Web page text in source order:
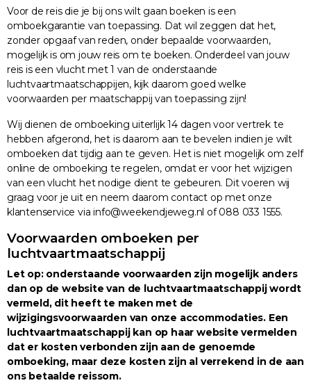
Voor de reis die je bij ons wilt gaan boeken is een
omboekgarantie van toepassing. Dat wil zeggen dat het,
zonder opgaaf van reden, onder bepaalde voorwaarden,
mogelijk is om jouw reis om te boeken. Onderdeel van jouw
reis is een vlucht met 1 van de onderstaande
luchtvaartmaatschappijen, kijk daarom goed welke
voorwaarden per maatschappij van toepassing zijn!
Wij dienen de omboeking uiterlijk 14 dagen voor vertrek te
hebben afgerond, het is daarom aan te bevelen indien je wilt
omboeken dat tijdig aan te geven. Het is niet mogelijk om zelf
online de omboeking te regelen, omdat er voor het wijzigen
van een vlucht het nodige dient te gebeuren. Dit voeren wij
graag voor je uit en neem daarom contact op met onze
klantenservice via info@weekendjeweg.nl of 088 033 1555.
Voorwaarden omboeken per
luchtvaartmaatschappij
Let op: onderstaande voorwaarden zijn mogelijk anders
dan op de website van de luchtvaartmaatschappij wordt
vermeld, dit heeft te maken met de
wijzigingsvoorwaarden van onze accommodaties. Een
luchtvaartmaatschappij kan op haar website vermelden
dat er kosten verbonden zijn aan de genoemde
omboeking, maar deze kosten zijn al verrekend in de aan
ons betaalde reissom.